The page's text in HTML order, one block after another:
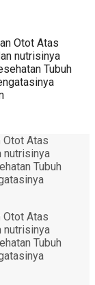
Otot Atas
nutrisinya
Tubuh
Otot Atas
nutrisinya
Tubuh
Otot Atas
nutrisinya
Tubuh